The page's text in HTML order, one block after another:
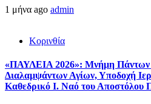
1 μήνα ago admin
Κορινθία
«ΠΑΥΛΕΙΑ 2026»: Μνήμη Πάντων
Διαλαμψάντων Αγίων, Υποδοχή
Καθεδρικό Ι. Ναό του Αποστόλου